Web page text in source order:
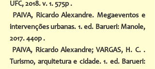
UFC, 2018. v. 1. 575p .
PAIVA, Ricardo Alexandre. Megaeventos e
intervenções urbanas. 1. ed. Barueri: Manole,
2017. 440p .
PAIVA, Ricardo Alexandre;VARGAS, H. C..
Turismo, arquitetura e cidade. 1. ed. Barueri: